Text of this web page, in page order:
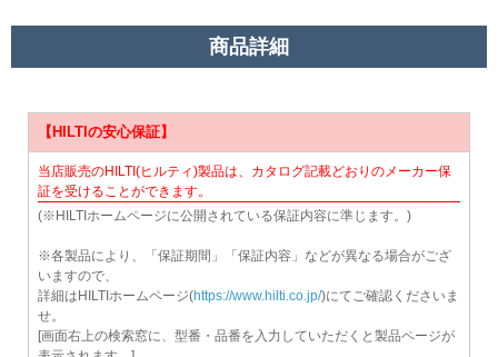
商品詳細
【HILTIの安心保証】
当店販売のHILTI(ヒルティ)製品は、カタログ記載どおりのメーカー保
証を受けることができます。
(※HILTIホームページに公開されている保証内容に準じます。)
※各製品により、「保証期間」「保証内容」などが異なる場合がござ
いますので、
詳細はHILTIホームページ(https://www.hilti.co.jp/)にてご確認くださいま
せ。
[画面右上の検索窓に、型番・品番を入力していただくと製品ページが